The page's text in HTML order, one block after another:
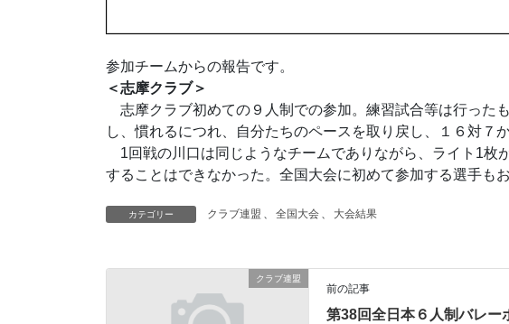
参加チームからの報告です。
＜志摩クラブ＞
志摩クラブ初めての９人制での参加。練習試合等は行った
し、慣れるにつれ、自分たちのペースを取り戻し、１６対７
1回戦の川口は同じようなチームでありながら、ライト1枚
することはできなかった。全国大会に初めて参加する選手
カテゴリー クラブ連盟 、 全国大会 、 大会結果
クラブ連盟
前の記事
第38回全日本６人制バレー